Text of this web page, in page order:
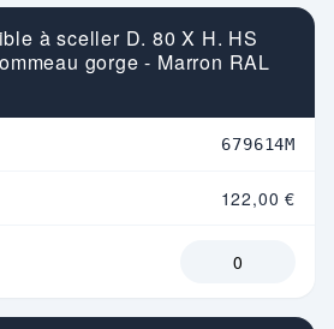
à sceller D. 80 X H. HS
gorge - Marron RAL
679614M
122,00 €